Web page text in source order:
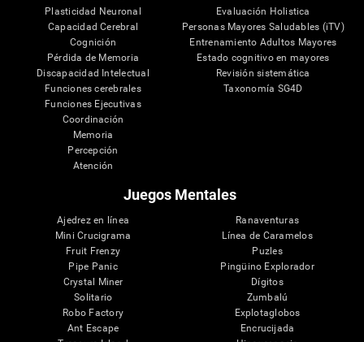
Plasticidad Neuronal
Capacidad Cerebral
Cognición
Pérdida de Memoria
Discapacidad Intelectual
Funciones cerebrales
Funciones Ejecutivas
Coordinación
Memoria
Percepción
Atención
Evaluación Holistica
Personas Mayores Saludables (iTV)
Entrenamiento Adultos Mayores
Estado cognitivo en mayores
Revisión sistemática
Taxonomía SG4D
Juegos Mentales
Ajedrez en línea
Mini Crucigrama
Fruit Frenzy
Pipe Panic
Crystal Miner
Solitario
Robo Factory
Ant Escape
Ranaventuras
Línea de Caramelos
Puzles
Pingüino Explorador
Dígitos
Zumbalú
Explotaglobos
Encrucijada